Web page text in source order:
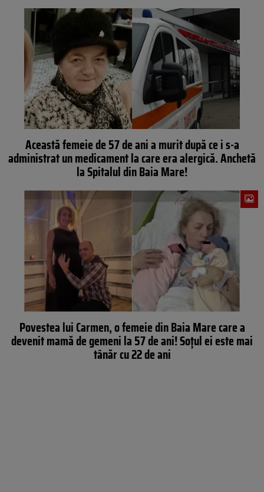
Această femeie de 57 de ani a murit după ce i s-a
administrat un medicament la care era alergică. Anchetă
la Spitalul din Baia Mare!
Povestea lui Carmen, o femeie din Baia Mare care a
devenit mamă de gemeni la 57 de ani! Soțul ei este mai
tânăr cu 22 de ani